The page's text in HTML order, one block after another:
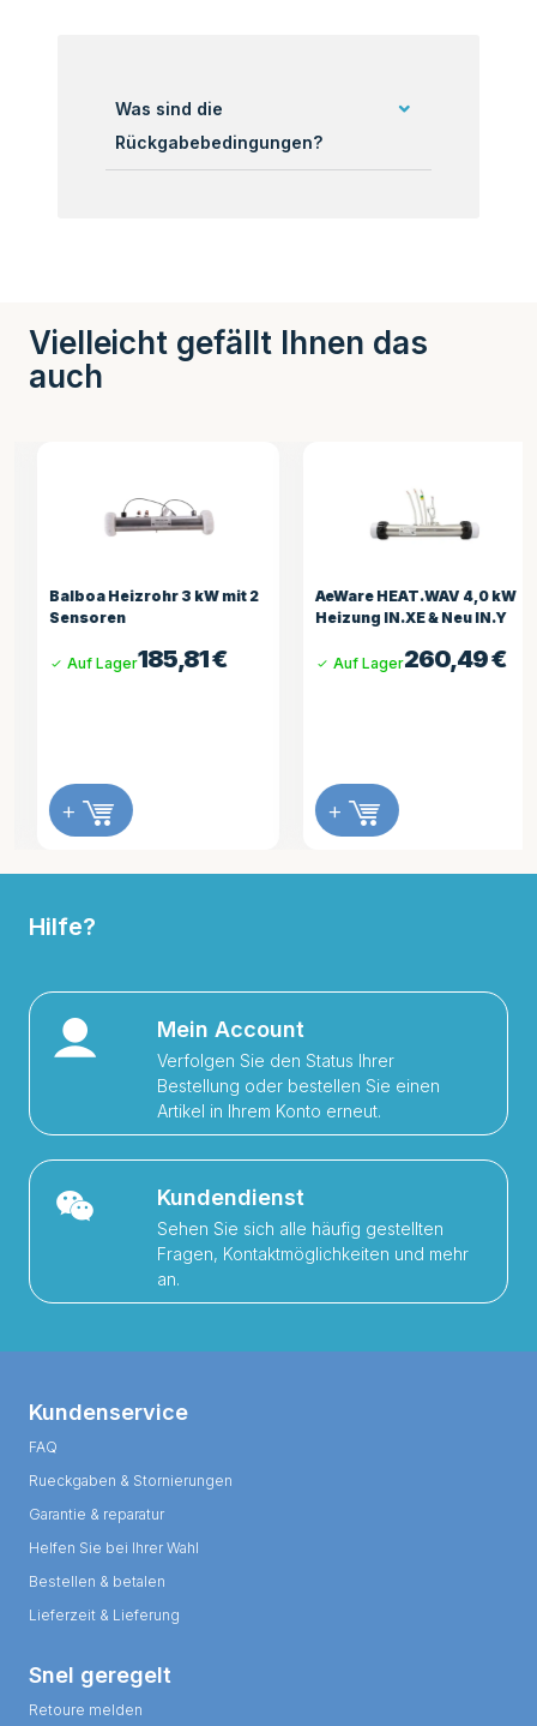
Was sind die
Rückgabebedingungen?
Vielleicht gefällt Ihnen das
auch
Balboa Heizrohr 3 kW mit 2
Sensoren
185,81€
Auf Lager
+
AeWare HEAT.WAV 4,0 kW
Heizung IN.XE & Neu IN.Y
260,49€
Auf Lager
+
Hilfe?
Mein Account
Verfolgen Sie den Status Ihrer
Bestellung oder bestellen Sie einen
Artikel in Ihrem Konto erneut.
Kundendienst
Sehen Sie sich alle häufig gestellten
Fragen, Kontaktmöglichkeiten und mehr
an.
Kundenservice
FAQ
Rueckgaben & Stornierungen
Garantie & reparatur
Helfen Sie bei Ihrer Wahl
Bestellen & betalen
Lieferzeit & Lieferung
Snel geregelt
Retoure melden